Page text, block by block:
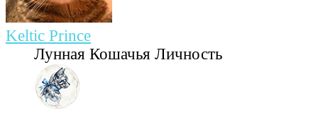
Keltic Prince
Лунная Кошачья Личность